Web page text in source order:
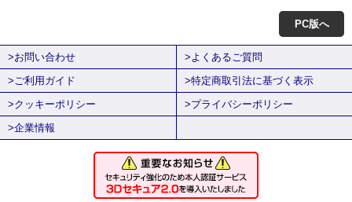
PC版へ
>お問い合わせ
>よくあるご質問
>ご利用ガイド
>特定商取引法に基づく表示
>クッキーポリシー
>プライバシーポリシー
>企業情報